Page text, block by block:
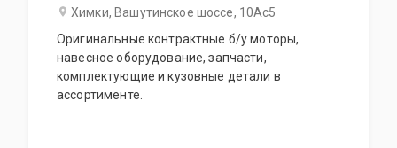
Химки, Вашутинское шоссе, 10Ас5
Оригинальные контрактные б/у моторы,
навесное оборудование, запчасти,
комплектующие и кузовные детали в
ассортименте.